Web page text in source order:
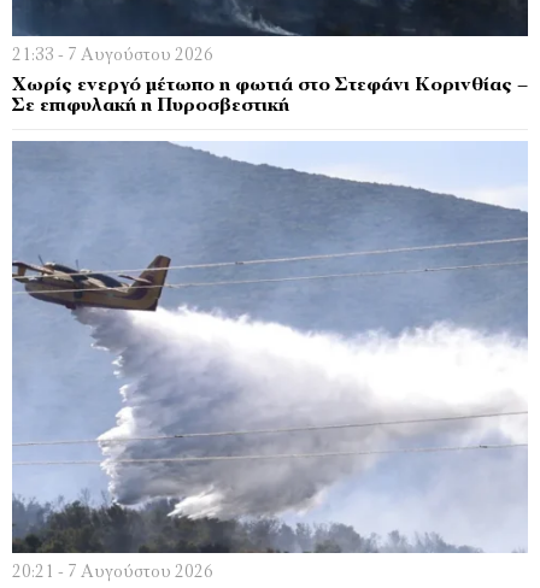
21:33 - 7 Αυγούστου 2026
Χωρίς ενεργό μέτωπο η φωτιά στο Στεφάνι Κορινθίας –
Σε επιφυλακή η Πυροσβεστική
20:21 - 7 Αυγούστου 2026